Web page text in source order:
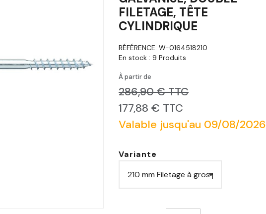
FILETAGE, TÊTE
CYLINDRIQUE
RÉFÉRENCE: W-0164518210
En stock : 9 Produits
À partir de
286,90 € TTC
177,88 € TTC
Valable jusqu'au 09/08/2026
Variante